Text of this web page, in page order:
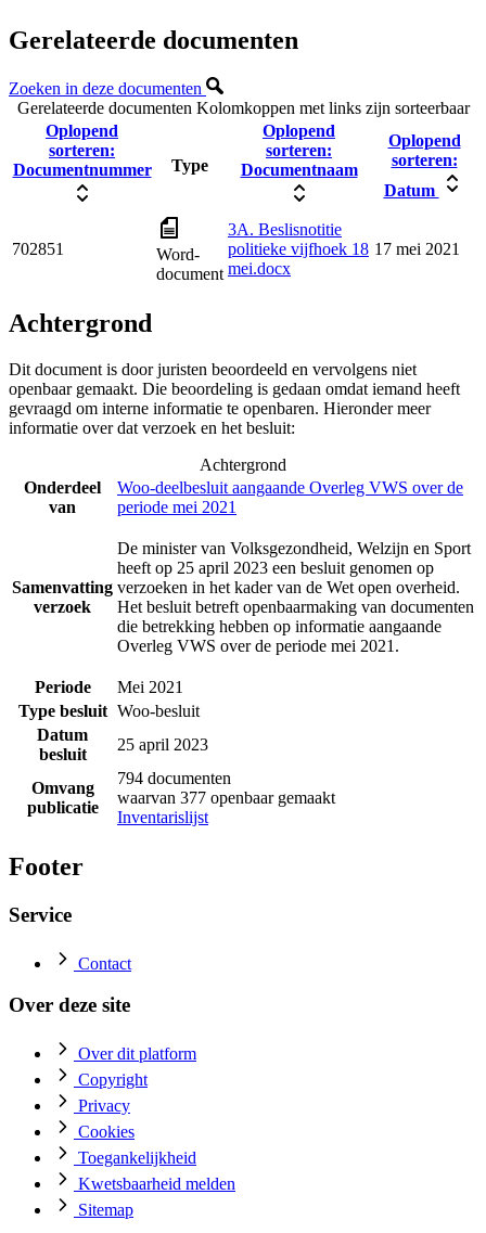
Gerelateerde documenten
Zoeken in deze documenten
Gerelateerde documenten Kolomkoppen met links zijn sorteerbaar
Oplopend
sorteren:
Documentnummer
Type
Oplopend
sorteren:
Documentnaam
Oplopend
sorteren:
Datum
702851
Word-
document
3A. Beslisnotitie
politieke vijfhoek 18
mei.docx
17 mei 2021
Achtergrond
Dit document is door juristen beoordeeld en vervolgens niet
openbaar gemaakt. Die beoordeling is gedaan omdat iemand heeft
gevraagd om interne informatie te openbaren. Hieronder meer
informatie over dat verzoek en het besluit:
Achtergrond
Onderdeel
van
Woo-deelbesluit aangaande Overleg VWS over de
periode mei 2021
Samenvatting
verzoek
De minister van Volksgezondheid, Welzijn en Sport
heeft op 25 april 2023 een besluit genomen op
verzoeken in het kader van de Wet open overheid.
Het besluit betreft openbaarmaking van documenten
die betrekking hebben op informatie aangaande
Overleg VWS over de periode mei 2021.
Periode
Mei 2021
Type besluit Woo-besluit
Datum
besluit
25 april 2023
Omvang
publicatie
794 documenten
waarvan 377 openbaar gemaakt
Inventarislijst
Footer
Service
Contact
Over deze site
Over dit platform
Copyright
Privacy
Cookies
Toegankelijkheid
Kwetsbaarheid melden
Sitemap